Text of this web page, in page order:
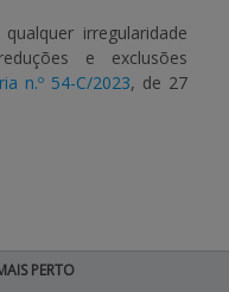
irregularidade
e exclusões
n.º 54-C/2023, de 27
PERTO